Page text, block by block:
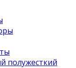
полужесткий